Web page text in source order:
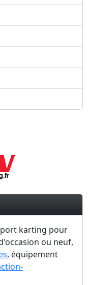
karting pour
ou neuf,
, équipement